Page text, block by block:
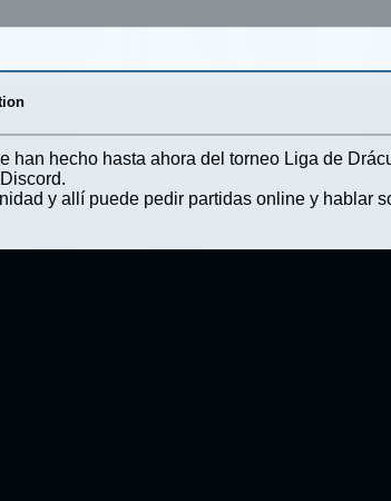
hecho hasta ahora del torneo Liga de
y allí puede pedir partidas online y hablar